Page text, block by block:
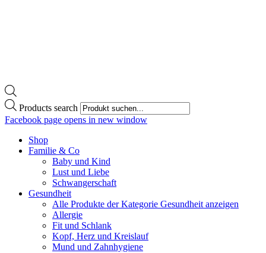
Products search
Facebook page opens in new window
Shop
Familie & Co
Baby und Kind
Lust und Liebe
Schwangerschaft
Gesundheit
Alle Produkte der Kategorie Gesundheit anzeigen
Allergie
Fit und Schlank
Kopf, Herz und Kreislauf
Mund und Zahnhygiene